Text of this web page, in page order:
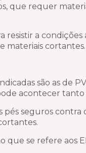
que requer
resistir a
materiais cortantes.
são as de
acontecer
pés seguros
que se refere aos